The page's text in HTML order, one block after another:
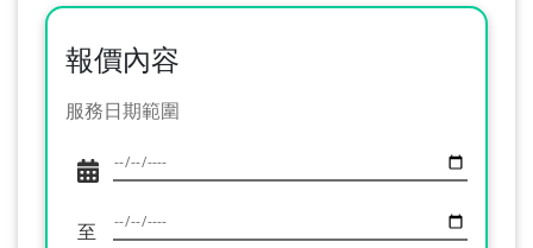
報價內容
服務日期範圍
至